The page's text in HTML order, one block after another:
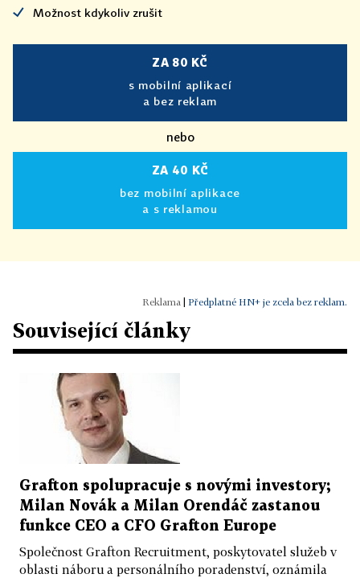
Možnost kdykoliv zrušit
ZA 80 KČ
s mobilní aplikací
a bez reklam
nebo
ZA 40 KČ
bez mobilní aplikace
a s reklamou
Předplatné HN+ je zcela bez reklam.
Související články
Grafton spolupracuje s novými investory;
Milan Novák a Milan Orendáč zastanou
funkce CEO a CFO Grafton Europe
Společnost Grafton Recruitment, poskytovatel služeb v
oblasti náboru a personálního poradenství, oznámila